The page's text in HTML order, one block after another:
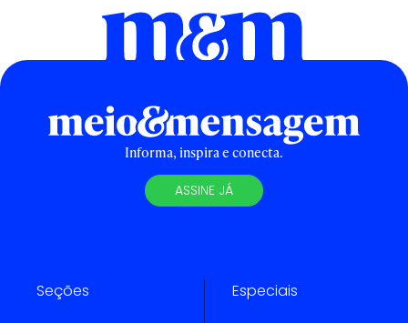
Informa, inspira e conecta.
ASSINE JÁ
Seções Especiais